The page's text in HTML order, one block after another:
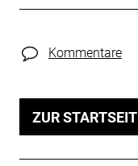
Kommentare
ZUR